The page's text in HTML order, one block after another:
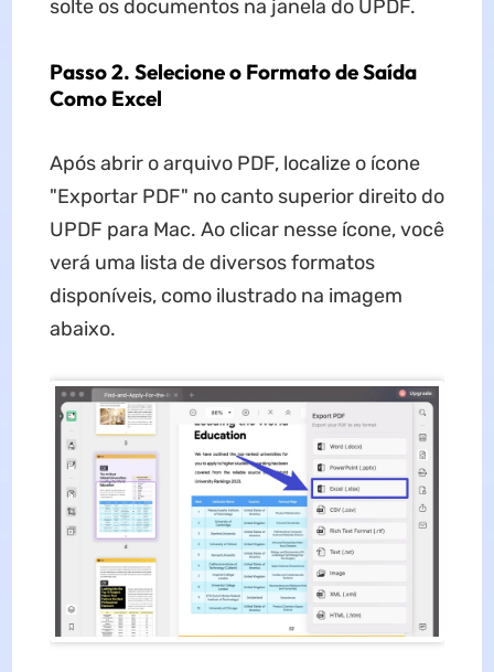
solte os documentos na janela do UPDF.
Passo 2. Selecione o Formato de Saída
Como Excel
Após abrir o arquivo PDF, localize o ícone
"Exportar PDF" no canto superior direito do
UPDF para Mac. Ao clicar nesse ícone, você
verá uma lista de diversos formatos
disponíveis, como ilustrado na imagem
abaixo.